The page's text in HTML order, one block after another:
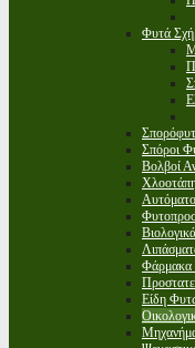
Φυτά
Σπόροι
Βολβοί
Φάρμακα
Είδη